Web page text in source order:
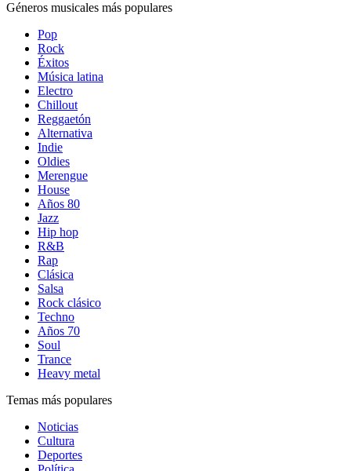
Géneros musicales más populares
Pop
Rock
Éxitos
Música latina
Electro
Chillout
Reggaetón
Alternativa
Indie
Oldies
Merengue
House
Años 80
Jazz
Hip hop
R&B
Rap
Clásica
Salsa
Rock clásico
Techno
Años 70
Soul
Trance
Heavy metal
Temas más populares
Noticias
Cultura
Deportes